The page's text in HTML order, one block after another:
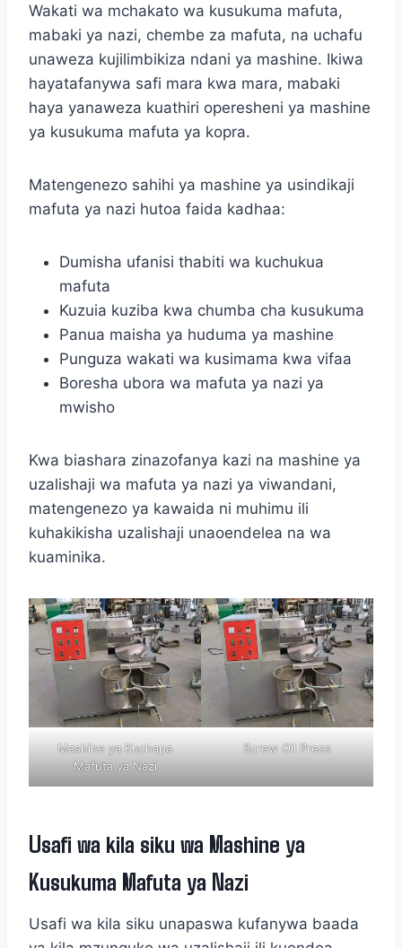
Wakati wa mchakato wa kusukuma mafuta,
mabaki ya nazi, chembe za mafuta, na uchafu
unaweza kujilimbikiza ndani ya mashine. Ikiwa
hayatafanywa safi mara kwa mara, mabaki
haya yanaweza kuathiri operesheni ya mashine
ya kusukuma mafuta ya kopra.
Matengenezo sahihi ya mashine ya usindikaji
mafuta ya nazi hutoa faida kadhaa:
Dumisha ufanisi thabiti wa kuchukua
mafuta
Kuzuia kuziba kwa chumba cha kusukuma
Panua maisha ya huduma ya mashine
Punguza wakati wa kusimama kwa vifaa
Boresha ubora wa mafuta ya nazi ya
mwisho
Kwa biashara zinazofanya kazi na mashine ya
uzalishaji wa mafuta ya nazi ya viwandani,
matengenezo ya kawaida ni muhimu ili
kuhakikisha uzalishaji unaoendelea na wa
kuaminika.
Mashine ya Kuchapa
Mafuta ya Nazi
Screw Oil Press
Usafi wa kila siku wa Mashine ya
Kusukuma Mafuta ya Nazi
Usafi wa kila siku unapaswa kufanywa baada